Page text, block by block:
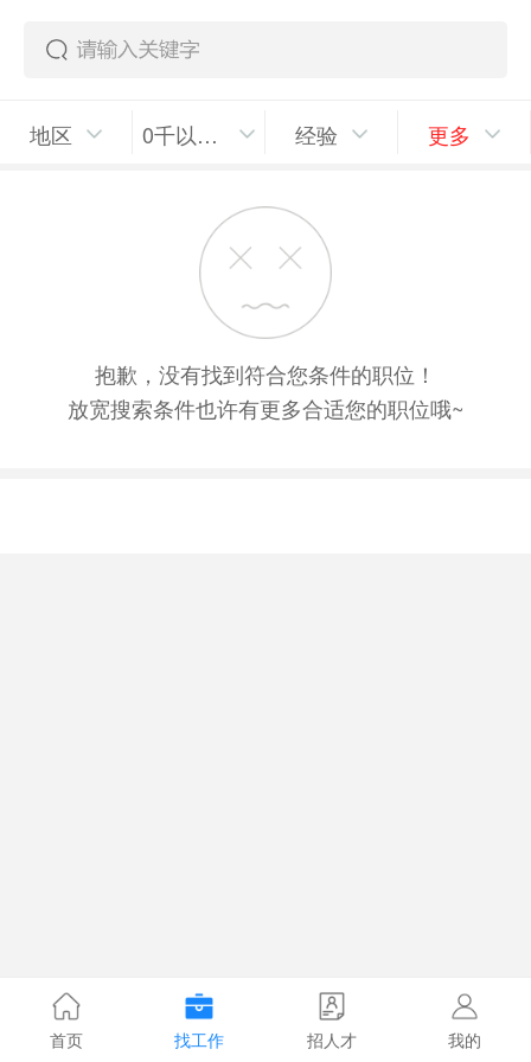
地区 0千以上/月 经验 更多
抱歉，没有找到符合您条件的职位！
放宽搜索条件也许有更多合适您的职位哦~
首页 找工作 招人才 我的